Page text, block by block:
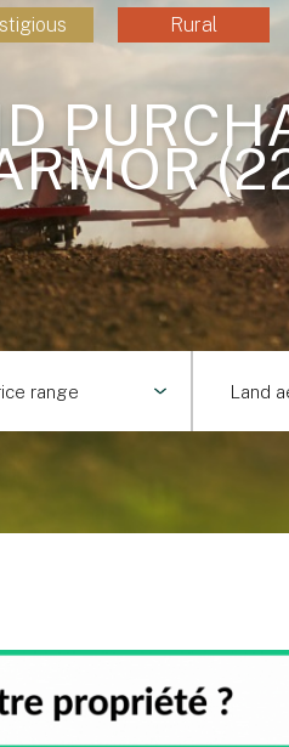
Rural
range Land